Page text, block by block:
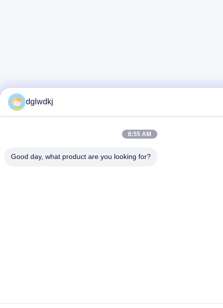
dglwdkj
8:55 AM
Good day, what product are you looking for?